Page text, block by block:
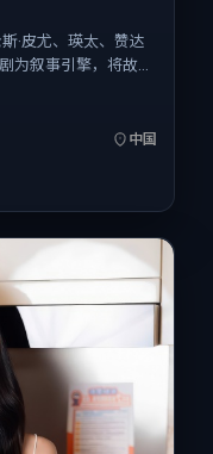
·皮尤、瑛太、赞达
为叙事引擎，将故事
庆档前后），片长
众。
中国